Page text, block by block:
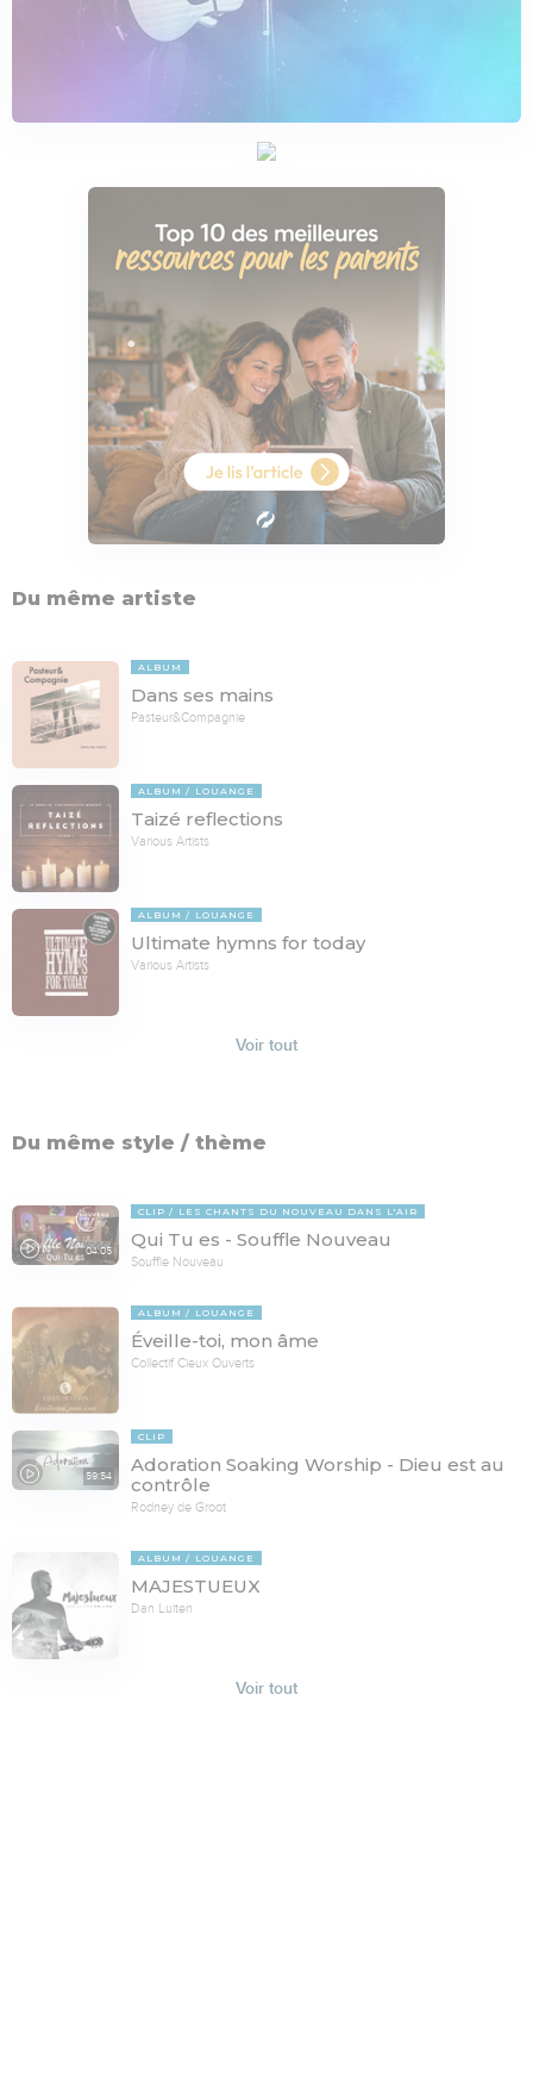
Du même artiste
ALBUM
Dans ses mains
Pasteur&Compagnie
ALBUM LOUANGE
Taizé reflections
Various Artists
ALBUM LOUANGE
Ultimate hymns for today
Various Artists
Voir tout
Du même style / thème
04:05
CLIP LES CHANTS DU NOUVEAU DANS L'AIR
Qui Tu es - Souffle Nouveau
Souffle Nouveau
ALBUM LOUANGE
Éveille-toi, mon âme
Collectif Cieux Ouverts
59:54
CLIP
Adoration Soaking Worship - Dieu est au
contrôle
Rodney de Groot
ALBUM LOUANGE
MAJESTUEUX
Dan Luiten
Voir tout